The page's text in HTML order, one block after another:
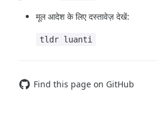
मूल आदेश के लिए दस्तावेज़ देखें:
tldr luanti
Find this page on GitHub